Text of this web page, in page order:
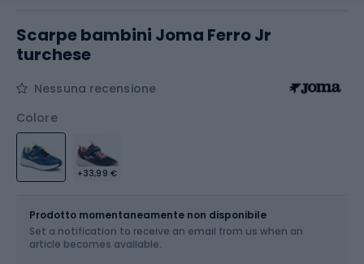
Scarpe bambini Joma Ferro Jr
turchese
Nessuna recensione
Colore
+33,99 €
Scegli un'opzione...
Prodotto momentaneamente non disponibile
Set a notification to receive an email from us when an
article becomes available.